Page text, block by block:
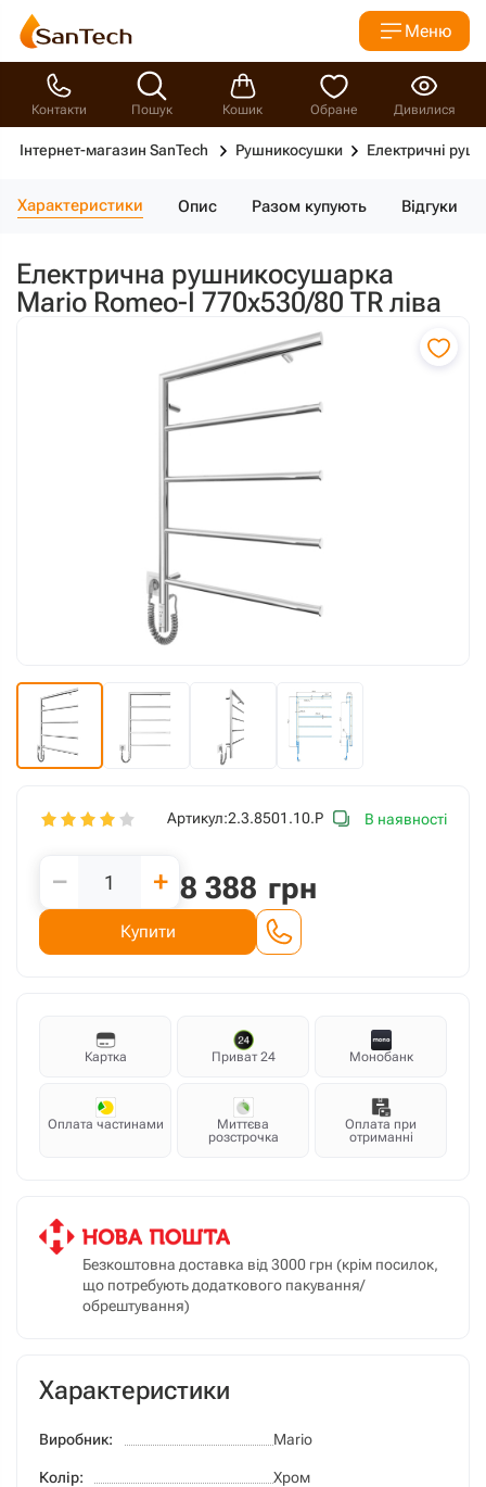
Меню
Контакти Пошук Кошик Обране Дивилися
Інтернет-магазин SanTech Рушникосушки Електричні
Характеристики Опис Разом купують Відгуки
Електрична рушникосушарка
Mario Romeo-І 770х530/80 ТR ліва
Артикул:2.3.8501.10.P В наявності
− + 8 388 грн
Купити
Картка Приват 24 Монобанк
Оплата частинами
Миттєва
розстрочка
Оплата при
отриманні
Безкоштовна доставка від 3000 грн (крім посилок,
що потребують додаткового пакування/
обрештування)
Характеристики
Виробник: Mario
Колір: Хром